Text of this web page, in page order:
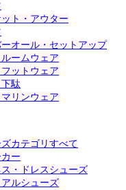
ト・アウター
オール・セットアップ
ームウェア
ットウェア
駄
リンウェア
カテゴリすべて
ー
ス・ドレスシューズ
ルシューズ